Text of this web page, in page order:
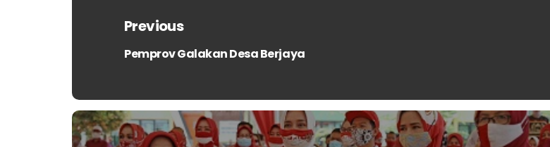
Previous
Previous
Pemprov Galakan Desa Berjaya